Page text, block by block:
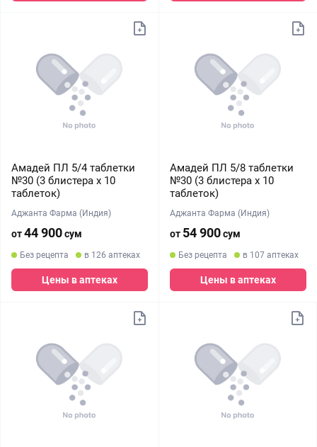
Амадей ПЛ 5/4 таблетки
№30 (3 блистера х 10
таблеток)
Аджанта Фарма (Индия)
от44 900сум
Без рецепта в 126 аптеках
Цены в аптеках
Амадей ПЛ 5/8 таблетки
№30 (3 блистера х 10
таблеток)
Аджанта Фарма (Индия)
от 54 900сум
Без рецепта в 107 аптеках
Цены в аптеках